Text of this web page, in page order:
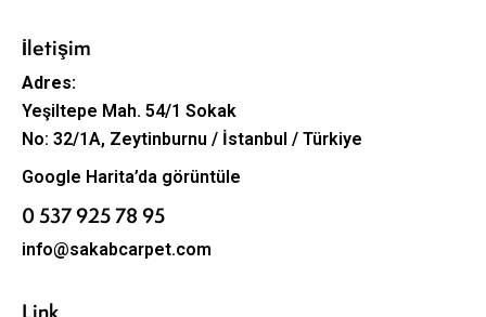
İletişim
Adres:
Yeşiltepe Mah. 54/1 Sokak
No: 32/1A, Zeytinburnu / İstanbul / Türkiye
Google Harita’da görüntüle
0 537 925 78 95
info@sakabcarpet.com